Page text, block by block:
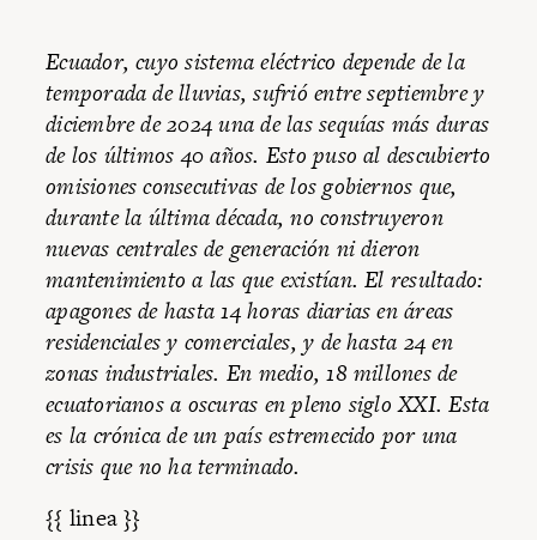
Ecuador, cuyo sistema eléctrico depende de la
temporada de lluvias, sufrió entre septiembre y
diciembre de 2024 una de las sequías más duras
de los últimos 40 años. Esto puso al descubierto
omisiones consecutivas de los gobiernos que,
durante la última década, no construyeron
nuevas centrales de generación ni dieron
mantenimiento a las que existían. El resultado:
apagones de hasta 14 horas diarias en áreas
residenciales y comerciales, y de hasta 24 en
zonas industriales. En medio, 18 millones de
ecuatorianos a oscuras en pleno siglo XXI. Esta
es la crónica de un país estremecido por una
crisis que no ha terminado.
{{ linea }}